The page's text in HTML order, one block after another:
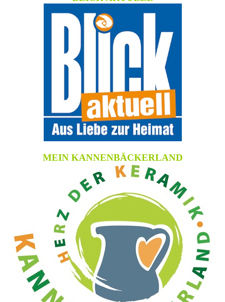
MEIN KANNENBÄCKERLAND